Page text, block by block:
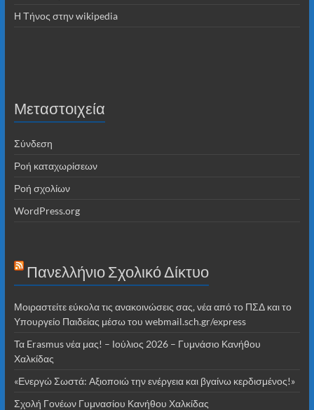
Η Τήνος στην wikipedia
Μεταστοιχεία
Σύνδεση
Ροή καταχωρίσεων
Ροή σχολίων
WordPress.org
Πανελλήνιο Σχολικό Δίκτυο
Μοιραστείτε εύκολα τις ανακοινώσεις σας, νέα από το ΠΣΔ και το
Υπουργείο Παιδείας μέσω του webmail.sch.gr/express
Τα Erasmus νέα μας! – Ιούλιος 2026 – Γυμνάσιο Κανήθου
Χαλκίδας
«Ενεργώ Σωστά: Αξιοποιώ την ενέργεια και βγαίνω κερδισμένος!»
Σχολή Γονέων Γυμνασίου Κανήθου Χαλκίδας